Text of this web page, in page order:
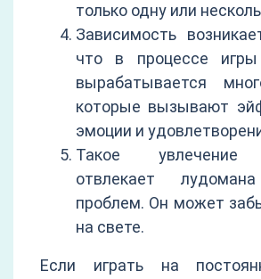
только одну или
Зависимость
что в процессе
вырабатывается
которые вызывают
эмоции и
Такое увлечение
отвлекает
проблем. Он может
на свете.
Если играть на